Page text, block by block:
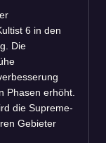
6 in den
Die
Phasen erhöht.
die Supreme-
Gebieter